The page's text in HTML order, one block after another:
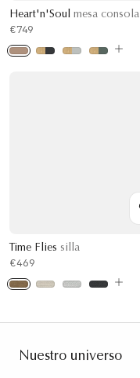
Heart'n'Soul mesa consola
€749
Time Flies silla
€469
Nuestro universo